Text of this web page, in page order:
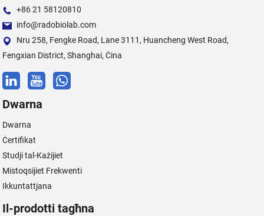
+86 21 58120810
info@radobiolab.com
Nru 258, Fengke Road, Lane 3111, Huancheng West Road,
Fengxian District, Shanghai, Ċina
Dwarna
Dwarna
Ċertifikat
Studji tal-Każijiet
Mistoqsijiet Frekwenti
Ikkuntattjana
Il-prodotti tagħna